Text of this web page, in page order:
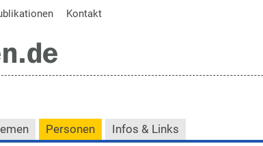
Kontakt
Personen Infos & Links